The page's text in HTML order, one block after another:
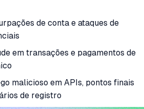
de conta e ataques de
em transações e pagamentos de
malicioso em APIs, pontos finais
de registro